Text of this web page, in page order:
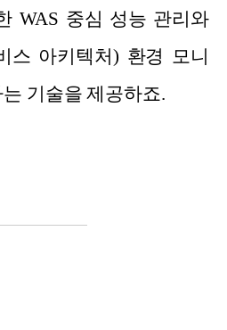
WAS 중심 성능 관리와
스 아키텍처) 환경 모니
기술을 제공하죠.